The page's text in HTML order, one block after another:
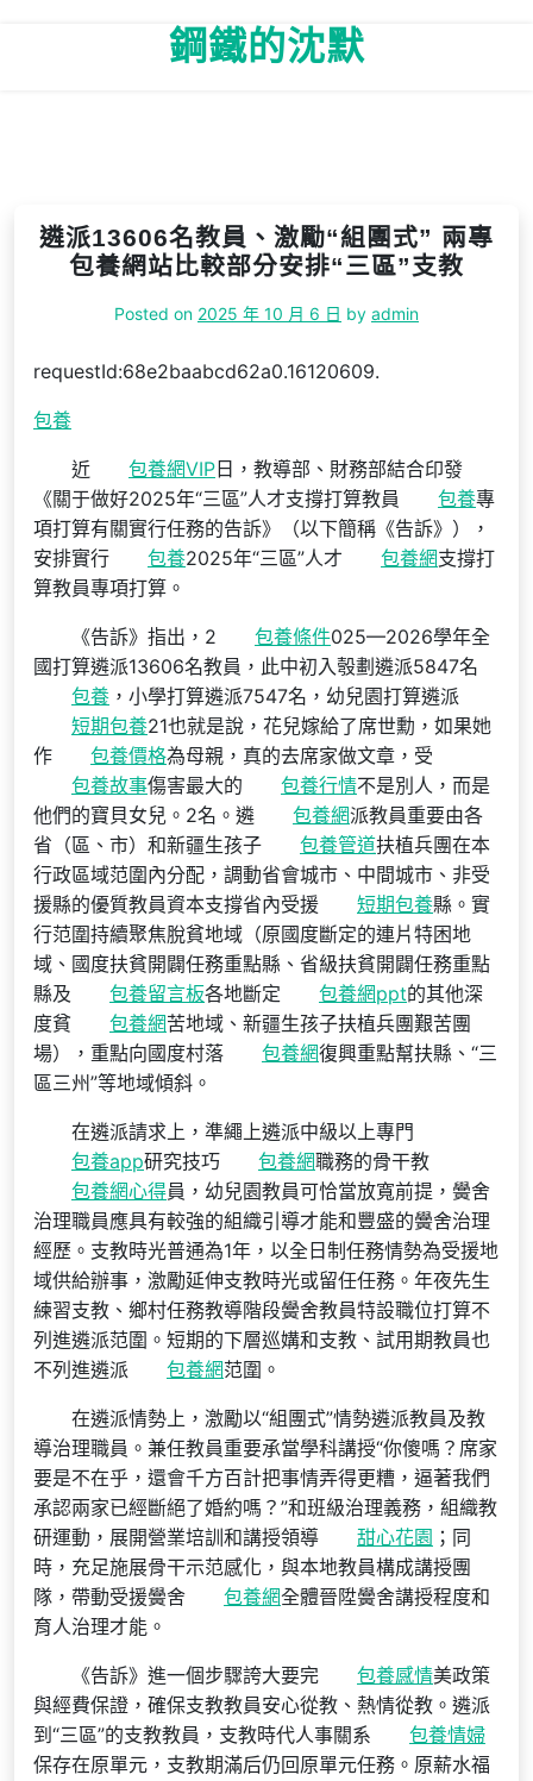
鋼鐵的沈默
遴派13606名教員、激勵“組團式” 兩專
包養網站比較部分安排“三區”支教
Posted on 2025 年 10 月 6 日 by admin
requestId:68e2baabcd62a0.16120609.
包養
近 包養網VIP 日，教導部、財務部結合印發
《關于做好2025年“三區”人才支撐打算教員
包養專
項打算有關實行任務的告訴》（以下簡稱《告訴》），
安排實行
包養2025年“三區”人才 包養網支撐打
算教員專項打算。
《告訴》指出，2 包養條件025—2026學年全
國打算遴派13606名教員，此中初入彀劃遴派5847名
包養 ，小學打算遴派7547名，幼兒園打算遴派
短期包養21也就是說，花兒嫁給了席世勳，如果她
作
包養價格為母親，真的去席家做文章，受
包養故事傷害最大的 包養行情不是別人，而是
他們的寶貝女兒。2名。遴
包養網派教員重要由各
省（區、市）和新疆生孩子
包養管道扶植兵團在本
行政區域范圍內分配，調動省會城市、中間城市、非受
援縣的優質教員資本支撐省內受援
短期包養縣。實
行范圍持續聚焦脫貧地域（原國度斷定的連片特困地
域、國度扶貧開闢任務重點縣、省級扶貧開闢任務重點
縣及
包養留言板各地斷定 包養網ppt的其他深
度貧
包養網苦地域、新疆生孩子扶植兵團艱苦團
場），重點向國度村落
包養網復興重點幫扶縣、“三
區三州”等地域傾斜。
在遴派請求上，準繩上遴派中級以上專門
包養app研究技巧 包養網職務的骨干教
包養網心得員，幼兒園教員可恰當放寬前提，黌舍
治理職員應具有較強的組織引導才能和豐盛的黌舍治理
經歷。支教時光普通為1年，以全日制任務情勢為受援地
域供給辦事，激勵延伸支教時光或留任任務。年夜先生
練習支教、鄉村任務教導階段黌舍教員特設職位打算不
列進遴派范圍。短期的下層巡媾和支教、試用期教員也
不列進遴派
包養網范圍。
在遴派情勢上，激勵以“組團式”情勢遴派教員及教
導治理職員。兼任教員重要承當學科講授“你傻嗎？席家
要是不在乎，還會千方百計把事情弄得更糟，逼著我們
承認兩家已經斷絕了婚約嗎？”和班級治理義務，組織教
研運動，展開營業培訓和講授領導
甜心花園 ；同
時，充足施展骨干示范感化，與本地教員構成講授團
隊，帶動受援黌舍
包養網全體晉陞黌舍講授程度和
育人治理才能。
《告訴》進一個步驟誇大要完 包養感情美政策
與經費保證，確保支教教員安心從教、熱情從教。遴派
到“三區”的支教教員，支教時代人事關系
包養情婦
保存在原單元，支教期滿后仍回原單元任務。原薪水福